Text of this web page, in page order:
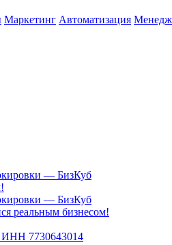
Маркетинг Автоматизация
— БизКуб
— БизКуб
реальным бизнесом!
7730643014